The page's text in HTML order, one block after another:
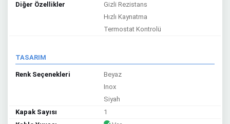
Diğer Özellikler
Gizli Rezistans
Hızlı Kaynatma
Termostat Kontrolü
TASARIM
Renk Seçenekleri
Beyaz
Inox
Siyah
Kapak Sayısı
1